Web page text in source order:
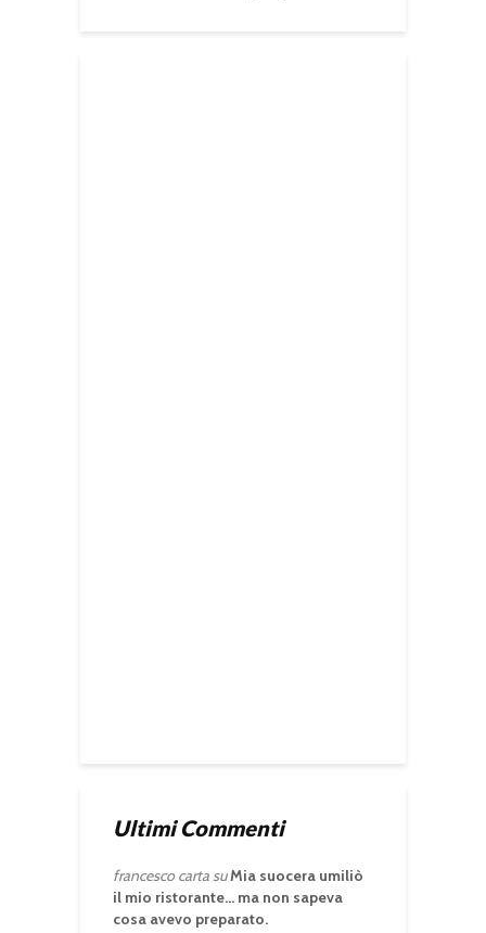
Ultimi Commenti
francesco cartasuMia suocera umiliò
il mio ristorante… ma non sapeva
cosa avevo preparato.